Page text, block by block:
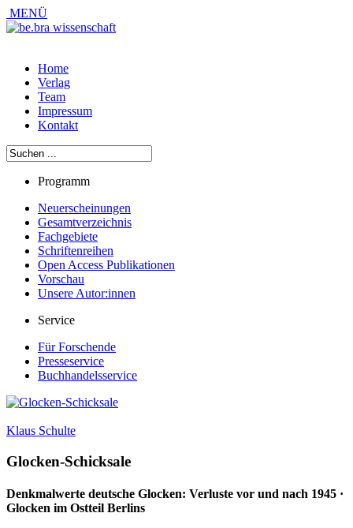
MENÜ
Home
Verlag
Team
Impressum
Kontakt
Programm
Neuerscheinungen
Gesamtverzeichnis
Fachgebiete
Schriftenreihen
Open Access Publikationen
Vorschau
Unsere Autor:innen
Service
Für Forschende
Presseservice
Buchhandelsservice
Klaus Schulte
Glocken-Schicksale
Denkmalwerte deutsche Glocken: Verluste vor und nach 1945 ·
Glocken im Ostteil Berlins